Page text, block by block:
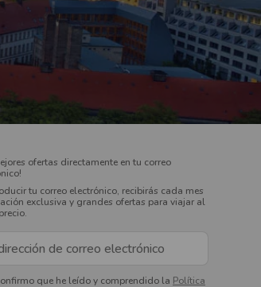
ofertas directamente en tu correo
tu correo electrónico, recibirás cada mes
exclusiva y grandes ofertas para viajar al
que he leído y comprendido la Política